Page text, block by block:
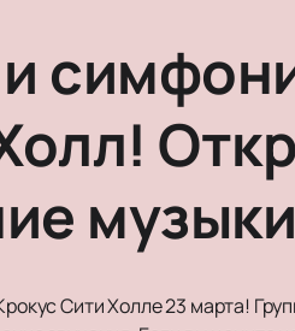
Сити Холле 23 марта!